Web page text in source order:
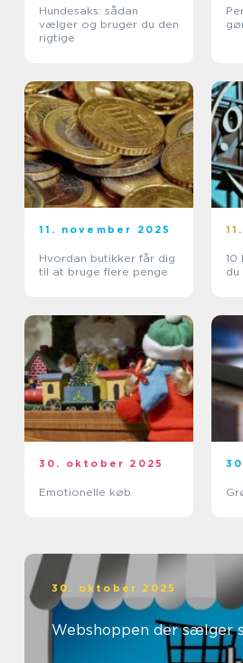
Hundesaks: sådan
vælger og bruger du den
rigtige
11. november 2025
Hvordan butikker får dig
til at bruge flere penge
10
du
30. oktober 2025
Emotionelle køb
30. oktober 2025
Webshoppen der sælger